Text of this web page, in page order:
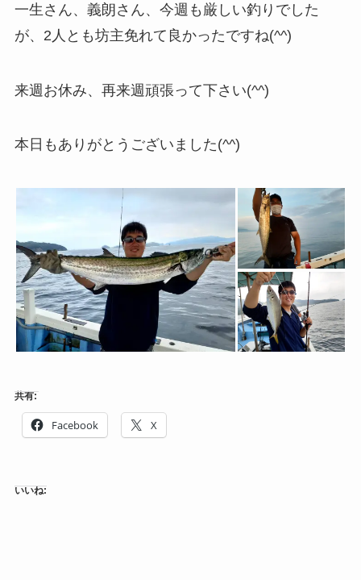
一生さん、義朗さん、今週も厳しい釣りでした
が、2人とも坊主免れて良かったですね(^^)
来週お休み、再来週頑張って下さい(^^)
本日もありがとうございました(^^)
共有:
Facebook X
いいね: